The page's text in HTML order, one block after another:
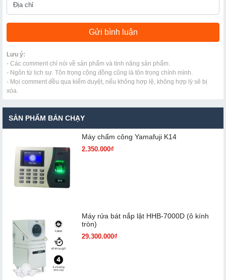
Lưu ý:
- Các comment chỉ nói về sản phẩm và tính năng sản phẩm.
- Ngôn từ lịch sự. Tôn trọng cộng đồng cũng là tôn trọng chính mình.
- Mọi comment đều qua kiểm duyệt, nếu không hợp lệ, không hợp lý sẽ bị
xóa.
SẢN PHẨM BÁN CHẠY
Máy chấm cô​ng Yamafuji K14
2.350.000₫
Máy rửa bát nắp lật HHB-7000D (ô kính
tròn)
29.300.000₫